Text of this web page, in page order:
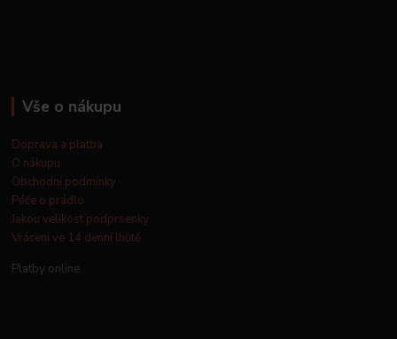
Vše o nákupu
Doprava a platba
O nákupu
Obchodní podmínky
Péče o prádlo
Jakou velikost podprsenky
Vrácení ve 14 denní lhůtě
Platby online